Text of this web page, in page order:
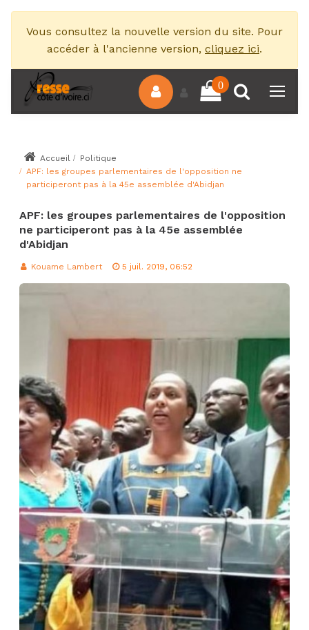
Vous consultez la nouvelle version du site. Pour
accéder à l'ancienne version, cliquez ici.
0
Accueil
Politique
APF: les groupes parlementaires de l'opposition ne
participeront pas à la 45e assemblée d'Abidjan
APF: les groupes parlementaires de l'opposition
ne participeront pas à la 45e assemblée
d'Abidjan
Kouame Lambert 5 juil. 2019, 06:52